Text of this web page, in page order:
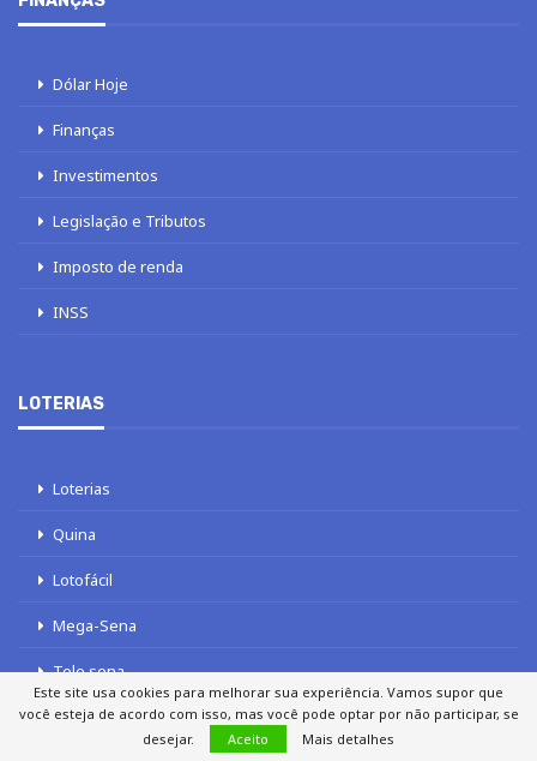
Dólar Hoje
Finanças
Investimentos
Legislação e Tributos
Imposto de renda
INSS
LOTERIAS
Loterias
Quina
Lotofácil
Mega-Sena
Tele sena
Este site usa cookies para melhorar sua experiência. Vamos supor que
você esteja de acordo com isso, mas você pode optar por não participar, se
desejar.
Aceito Mais detalhes